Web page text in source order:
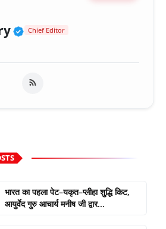
Verified Public Figure
Chief Editor
भारत का पहला पेट–यकृत–प्लीहा शुद्धि किट,
आयुर्वेद गुरु आचार्य मनीष जी द्वार...